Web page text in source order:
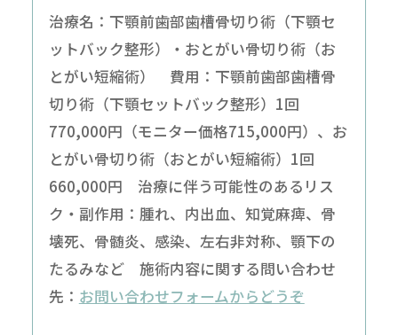
治療名：下顎前歯部歯槽骨切り術（下顎セ
ットバック整形）・おとがい骨切り術（お
とがい短縮術） 費用：下顎前歯部歯槽骨
切り術（下顎セットバック整形）1回
770,000円（モニター価格715,000円）、お
とがい骨切り術（おとがい短縮術）1回
660,000円 治療に伴う可能性のあるリス
ク・副作用：腫れ、内出血、知覚麻痺、骨
壊死、骨髄炎、感染、左右非対称、顎下の
たるみなど 施術内容に関する問い合わせ
先： お問い合わせフォームからどうぞ